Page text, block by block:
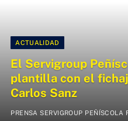
ACTUALIDAD
El Servigroup
plantilla con el
Carlos Sanz
PRENSA SERVIGROUP PEÑÍSCOLA